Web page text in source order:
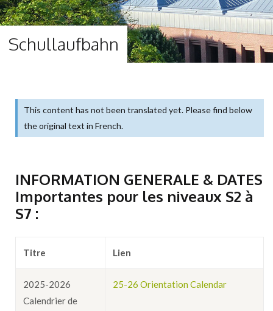
Schullaufbahn
This content has not been translated yet. Please find below
the original text in French.
INFORMATION GENERALE & DATES
Importantes pour les niveaux S2 à
S7 :
Titre Lien
2025-2026
Calendrier de
25-26 Orientation Calendar